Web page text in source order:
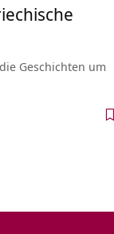
Geschichten um